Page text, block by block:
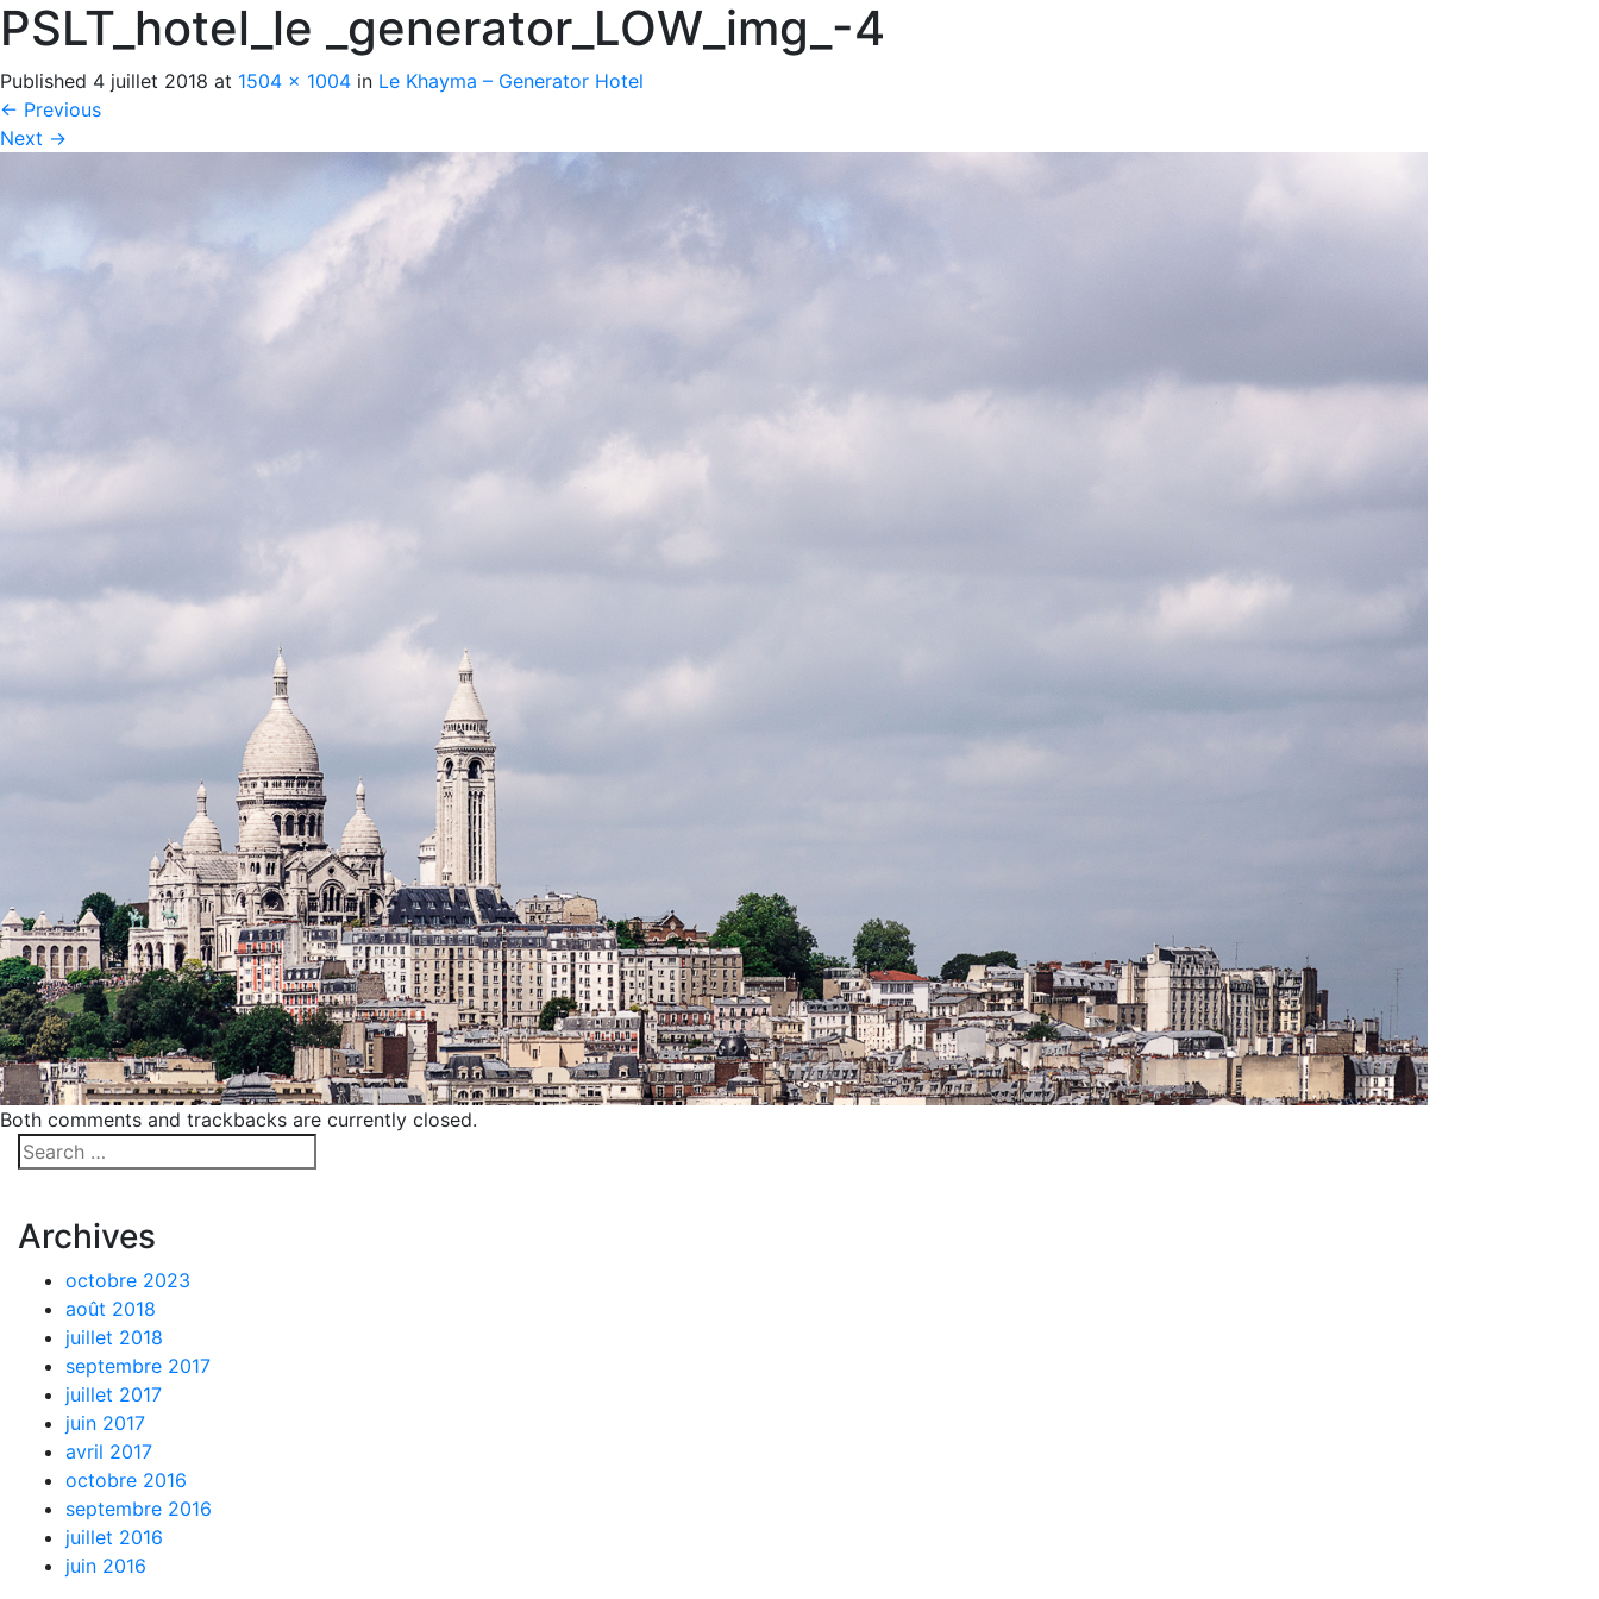
PSLT_hotel_le _generator_LOW_img_-4
Published 4 juillet 2018 at 1504 × 1004 in Le Khayma – Generator Hotel
← Previous
Next →
Both comments and trackbacks are currently closed.
Archives
octobre 2023
août 2018
juillet 2018
septembre 2017
juillet 2017
juin 2017
avril 2017
octobre 2016
septembre 2016
juillet 2016
juin 2016